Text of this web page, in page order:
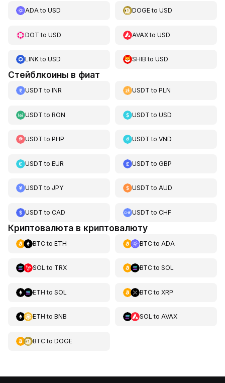
ADAto USD DOGEtoUSD
DOT to USD AVAXtoUSD
LINKto USD SHIB toUSD
Стейблкоины в фиат
USDT to INR USDT toPLN
USDT to RON USDT toUSD
USDT to PHP USDT toVND
USDT to EUR USDT toGBP
USDT to JPY USDT toAUD
USDT to CAD USDT toCHF
Криптовалюта в криптовалюту
BTCto ETH BTCto ADA
SOL to TRX BTCto SOL
ETH to SOL BTCto XRP
ETH to BNB SOL to AVAX
BTCto DOGE